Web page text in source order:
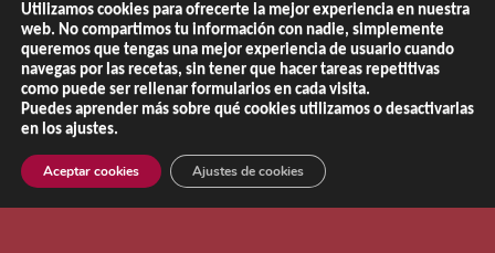
Móvil Escritorio
Utilizamos cookies para ofrecerte la mejor experiencia en nuestra
web. No compartimos tu información con nadie, simplemente
queremos que tengas una mejor experiencia de usuario cuando
navegas por las recetas, sin tener que hacer tareas repetitivas
como puede ser rellenar formularios en cada visita.
Puedes aprender más sobre qué cookies utilizamos o desactivarlas
en los ajustes.
Aceptar cookies Ajustes de cookies
Copyright © 2013 - 2026 |
Aviso Legal
|Política de Privacidad| Política de Cookies